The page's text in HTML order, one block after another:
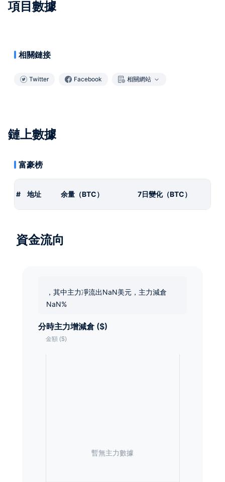
項目數據
相關鏈接
Twitter Facebook 相關網站
鏈上數據
富豪榜
# 地址 余量（BTC） 7日變化（BTC）
資金流向
，其中主力凈流出NaN美元，主力減倉
NaN%
分時主力增減倉 ($)
暫無主力數據